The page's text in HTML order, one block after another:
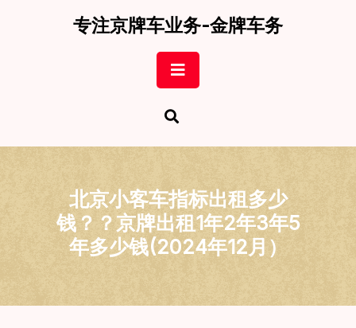
专注京牌车业务-金牌车务
Button
北京小客车指标出租多少
钱？？京牌出租1年2年3年5
年多少钱(2024年12月）